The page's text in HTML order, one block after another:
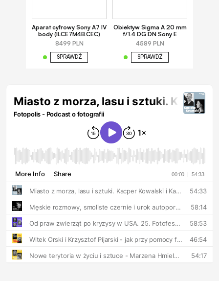
Aparat cyfrowy Sony A7 IV
body (ILCE7M4B.CEC)
8499 PLN
SPRAWDŹ
Obiektyw Sigma A 20 mm
f/1.4 DG DN Sony E
4589 PLN
SPRAWDŹ